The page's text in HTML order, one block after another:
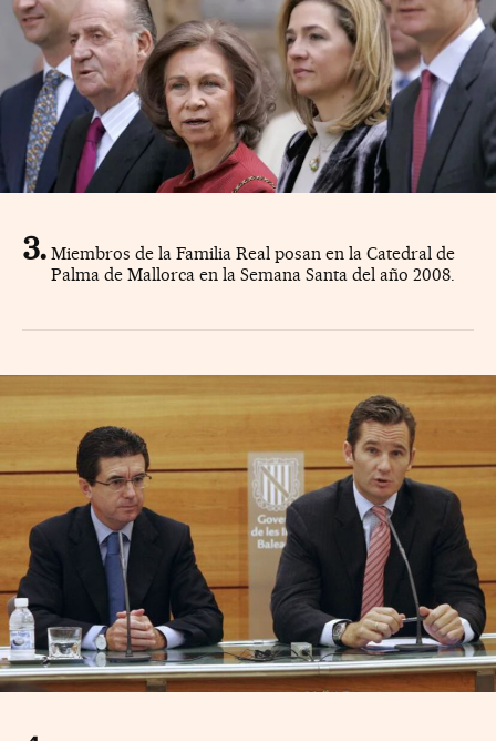
Miembros de la Familia Real posan en la Catedral de
Palma de Mallorca en la Semana Santa del año 2008.